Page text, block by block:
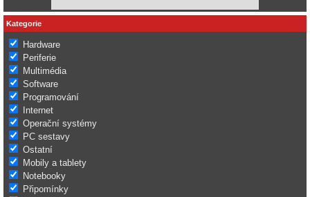
Kategorie
Hardware
Periferie
Multimédia
Software
Programování
Internet
Operační systémy
PC sestavy
Ostatní
Mobily a tablety
Notebooky
Připomínky